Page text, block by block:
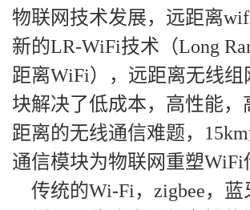
物联网技术发展，远距离
新的LR-WiFi技术（Long
距离WiFi），远距离无线组
块解决了低成本，高性能，
距离的无线通信难题，
通信模块为物联网重塑WiFi
传统的Wi-Fi，zigbee，蓝